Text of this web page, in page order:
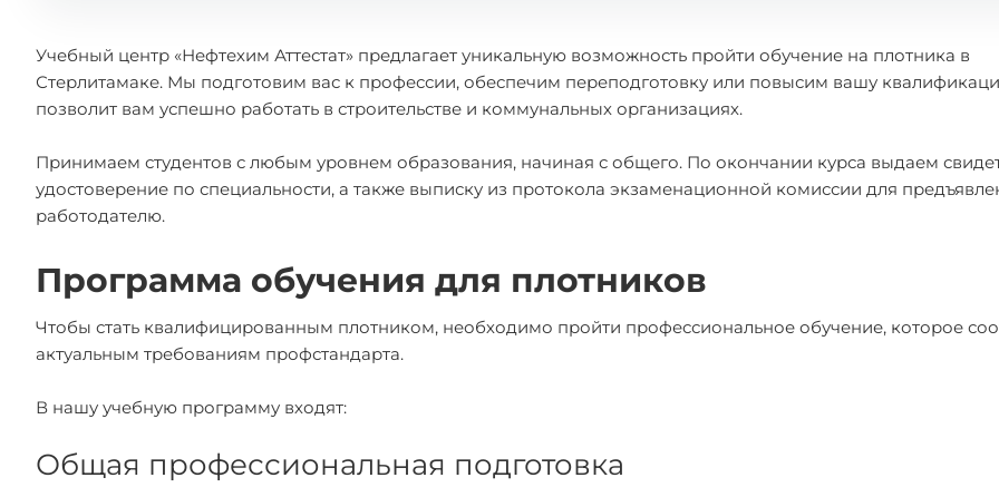
Учебный центр «Нефтехим Аттестат» предлагает уникальную возможность пройти обучение на плотника в
Стерлитамаке. Мы подготовим вас к профессии, обеспечим переподготовку или повысим вашу
позволит вам успешно работать в строительстве и коммунальных организациях.
Принимаем студентов с любым уровнем образования, начиная с общего. По окончании курса выдаем
удостоверение по специальности, а также выписку из протокола экзаменационной комиссии для
работодателю.
Программа обучения для плотников
Чтобы стать квалифицированным плотником, необходимо пройти профессиональное обучение, которое
актуальным требованиям профстандарта.
В нашу учебную программу входят:
Общая профессиональная подготовка